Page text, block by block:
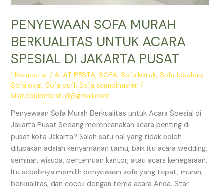
PENYEWAAN SOFA MURAH
BERKUALITAS UNTUK ACARA
SPESIAL DI JAKARTA PUSAT
1 Komentar /ALAT PESTA,SOFA,Sofa kotak,Sofa lesehan,
Sofa oval,Sofa puff,Sofa scandinavian /
star.equipment.id@gmail.com
Penyewaan Sofa Murah Berkualitas untuk Acara Spesial di
Jakarta Pusat Sedang merencanakan acara penting di
pusat kota Jakarta? Salah satu hal yang tidak boleh
dilupakan adalah kenyamanan tamu, baik itu acara wedding,
seminar, wisuda, pertemuan kantor, atau acara kenegaraan.
Itu sebabnya memilih penyewaan sofa yang tepat, murah,
berkualitas, dan cocok dengan tema acara Anda. Star